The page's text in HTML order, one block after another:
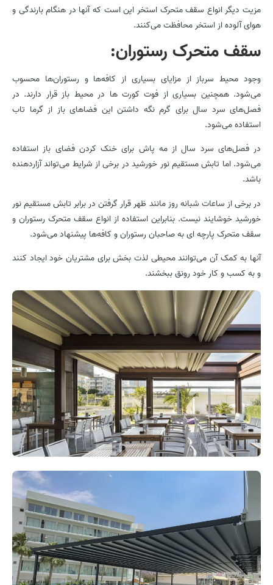
مزیت دیگر انواع سقف متحرک استخر این است که آنها در هنگام بارندگی و
هوای آلوده از استخر محافظت می‌کنند.
سقف متحرک رستوران:
وجود محیط سرباز از مزایای بسیاری از کافه‌ها و رستوران‌ها محسوب
می‌شود. همچنین بسیاری از فوت کورت ها در محیط باز قرار دارند. در
فصل‌های سرد سال برای گرم نگه داشتن این فضاهای باز از گرما تاب
استفاده می‌شود.
در فصل‌های سرد سال از مه پاش برای خنک کردن فضای باز استفاده
می‌شود. اما تابش مستقیم نور خورشید در برخی از شرایط می‌تواند آزاردهنده
باشد.
در برخی از ساعات شبانه روز مانند ظهر قرار گرفتن در برابر تابش مستقیم نور
خورشید خوشایند نیست. بنابراین استفاده از انواع سقف متحرک رستوران و
سقف متحرک پارچه ای به صاحبان رستوران و کافه‌ها پیشنهاد می‌شود.
آنها به کمک آن می‌توانند محیطی لذت بخش برای مشتریان خود ایجاد کنند
و به کسب و کار خود رونق ببخشند.